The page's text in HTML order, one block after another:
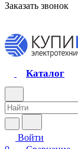
Заказать звонок
Каталог
Войти